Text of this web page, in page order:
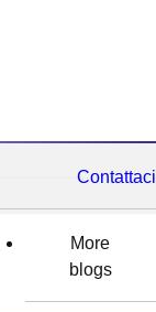
Contattaci
More
blogs